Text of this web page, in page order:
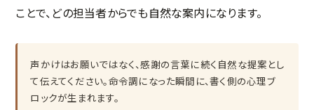
ことで、どの担当者からでも自然な案内になります。
声かけはお願いではなく、感謝の言葉に続く自然な提案とし
て伝えてください。命令調になった瞬間に、書く側の心理ブ
ロックが生まれます。